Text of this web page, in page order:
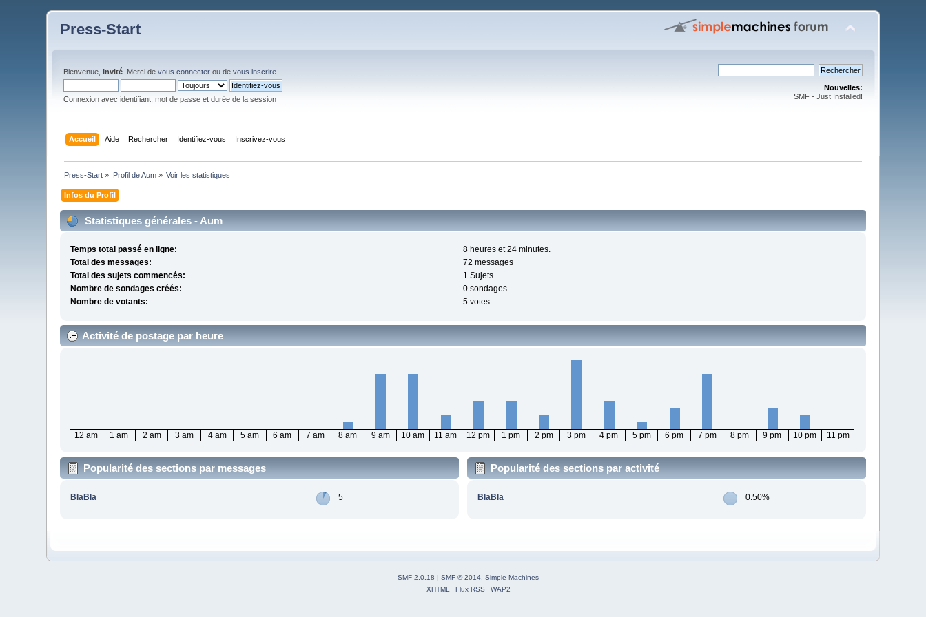
Press-Start
Bienvenue,Invité . Merci devous connecter ou devous inscrire
Connexion avec identifiant, mot de passe et durée de la session
Nouvelles:
SMF - Just Installed!
Accueil Aide Rechercher Identifiez-vous Inscrivez-vous
Press-Start » Profil de Aum» Voir les statistiques
Infos du Profil
Statistiques générales - Aum
Temps total passé en ligne:
8 heures et 24 minutes.
Total des messages:
72 messages
Total des sujets commencés:
1 Sujets
Nombre de sondages créés:
0 sondages
Nombre de votants:
5 votes
Activité de postage par heure
12 am 1 am 2 am 3 am 4 am 5 am 6 am 7 am 8 am 9 am 10 am 11 am 12 pm 1 pm 2 pm 3 pm 4 pm 5 pm 6 pm 7 pm 8 pm 9 pm 10 pm 11 pm
Popularité des sections par messages
BlaBla 5
Popularité des sections par activité
BlaBla 0.50%
SMF 2.0.18 | SMF © 2014, Simple Machines
XHTML
Flux RSS WAP2